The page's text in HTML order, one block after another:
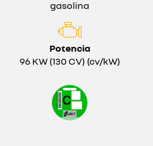
gasolina
Potencia
96 KW (130 CV) (cv/kW)